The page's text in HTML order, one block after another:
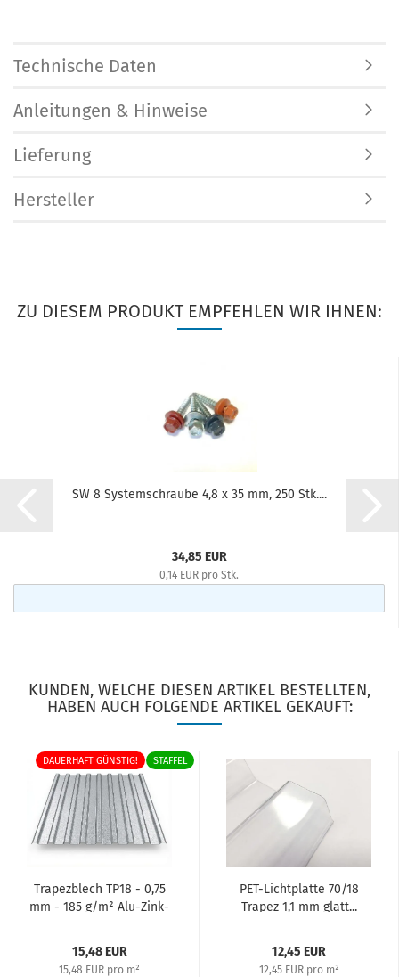
Technische Daten
Anleitungen & Hinweise
Lieferung
Hersteller
ZU DIESEM PRODUKT EMPFEHLEN WIR IHNEN:
SW 8 Systemschraube 4,8 x 35 mm, 250 Stk....
34,85 EUR
0,14 EUR pro Stk.
KUNDEN, WELCHE DIESEN ARTIKEL BESTELLTEN,
HABEN AUCH FOLGENDE ARTIKEL GEKAUFT:
DAUERHAFT GÜNSTIG! STAFFEL
Trapezblech TP18 - 0,75
mm - 185 g/m² Alu-Zink-
15,48 EUR
15,48 EUR pro m²
PET-Lichtplatte 70/18
Trapez 1,1 mm glatt...
12,45 EUR
12,45 EUR pro m²